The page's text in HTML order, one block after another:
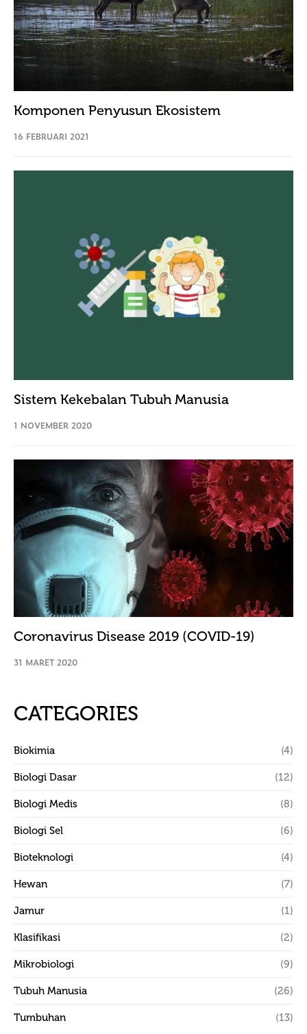
Komponen Penyusun Ekosistem
16 FEBRUARI 2021
Sistem Kekebalan Tubuh Manusia
1 NOVEMBER 2020
Coronavirus Disease 2019 (COVID-19)
31 MARET 2020
CATEGORIES
Biokimia (4)
Biologi Dasar (12)
Biologi Medis (8)
Biologi Sel (6)
Bioteknologi (4)
Hewan (7)
Jamur (1)
Klasifikasi (2)
Mikrobiologi (9)
Tubuh Manusia (26)
Tumbuhan (13)